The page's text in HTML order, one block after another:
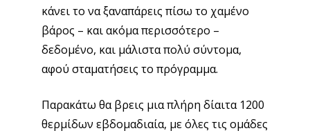
κάνει το να ξαναπάρεις πίσω το χαμένο
βάρος – και ακόμα περισσότερο –
δεδομένο, και μάλιστα πολύ σύντομα,
αφού σταματήσεις το πρόγραμμα.
Παρακάτω θα βρεις μια πλήρη δίαιτα 1200
θερμίδων εβδομαδιαία, με όλες τις ομάδες